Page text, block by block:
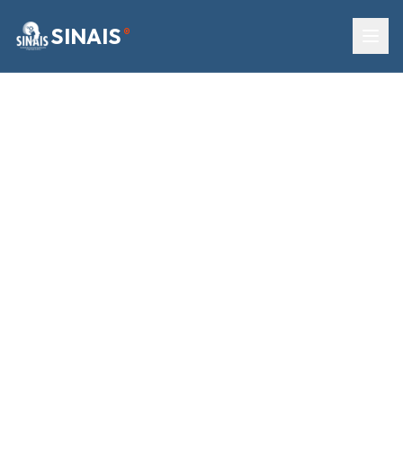
SINAIS ®